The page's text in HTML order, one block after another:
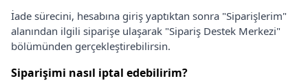
İade sürecini, hesabına giriş yaptıktan sonra "Siparişlerim"
alanından ilgili siparişe ulaşarak "Sipariş Destek Merkezi"
bölümünden gerçekleştirebilirsin.
Siparişimi nasıl iptal edebilirim?